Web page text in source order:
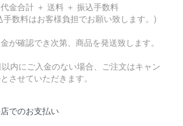
金合計 ＋ 送料 ＋ 振込手数料
手数料はお客様負担でお願い致します。)
が確認でき次第、商品を発送致します。
内にご入金のない場合、ご注文はキャン
させていただきます。
でのお支払い